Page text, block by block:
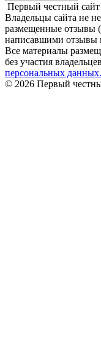
Первый честный сайт
Владельцы сайта не
размещенные отзывы
написавшими отзывы
Все материалы
без участия
персональных данных.
© 2026 Первый